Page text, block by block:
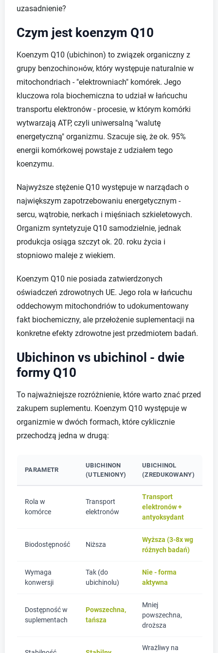
uzasadnienie?
Czym jest koenzym Q10
Koenzym Q10 (ubichinon) to związek organiczny z
grupy benzochinонów, który występuje naturalnie w
mitochondriach - "elektrowniach" komórek. Jego
kluczowa rola biochemiczna to udział w łańcuchu
transportu elektronów - procesie, w którym komórki
wytwarzają ATP, czyli uniwersalną "walutę
energetyczną" organizmu. Szacuje się, że ok. 95%
energii komórkowej powstaje z udziałem tego
koenzymu.
Najwyższe stężenie Q10 występuje w narządach o
największym zapotrzebowaniu energetycznym -
sercu, wątrobie, nerkach i mięśniach szkieletowych.
Organizm syntetyzuje Q10 samodzielnie, jednak
produkcja osiąga szczyt ok. 20. roku życia i
stopniowo maleje z wiekiem.
Koenzym Q10 nie posiada zatwierdzonych
oświadczeń zdrowotnych UE. Jego rola w łańcuchu
oddechowym mitochondriów to udokumentowany
fakt biochemiczny, ale przełożenie suplementacji na
konkretne efekty zdrowotne jest przedmiotem badań.
Ubichinon vs ubichinol - dwie
formy Q10
To najważniejsze rozróżnienie, które warto znać przed
zakupem suplementu. Koenzym Q10 występuje w
organizmie w dwóch formach, które cyklicznie
przechodzą jedna w drugą:
PARAMETR
UBICHINON
(UTLENIONY)
UBICHINOL
(ZREDUKOWANY)
Rola w
komórce
Transport
elektronów
Transport
elektronów +
antyoksydant
Biodostępność Niższa
Wyższa (3-8x wg
różnych badań)
Wymaga
konwersji
Tak (do
ubichinolu)
Nie - forma
aktywna
Dostępność w
suplementach
Powszechna,
tańsza
Mniej
powszechna,
droższa
Wrażliwy na